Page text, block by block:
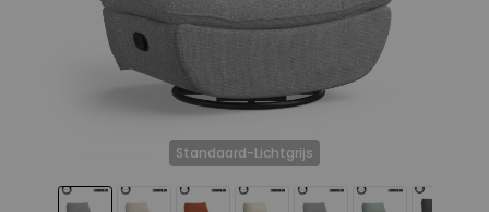
Standaard-Lichtgrijs